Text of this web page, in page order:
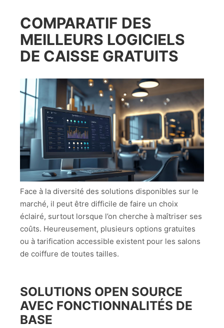
COMPARATIF DES
MEILLEURS LOGICIELS
DE CAISSE GRATUITS
Face à la diversité des solutions disponibles sur le
marché, il peut être difficile de faire un choix
éclairé, surtout lorsque l’on cherche à maîtriser ses
coûts. Heureusement, plusieurs options gratuites
ou à tarification accessible existent pour les salons
de coiffure de toutes tailles.
SOLUTIONS OPEN SOURCE
AVEC FONCTIONNALITÉS DE
BASE